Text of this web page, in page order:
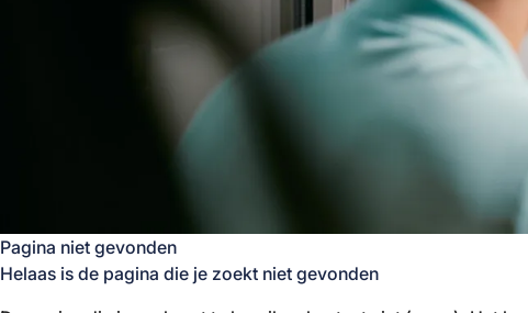
Pagina niet gevonden
Helaas is de pagina die je zoekt niet gevonden